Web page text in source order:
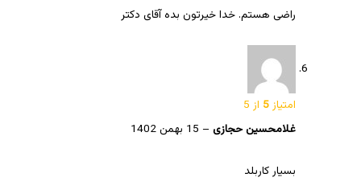
راضی هستم. خدا خیرتون بده آقای دکتر
امتیاز5 از 5
غلامحسین حجازی – 15 بهمن 1402
بسیار کاربلد